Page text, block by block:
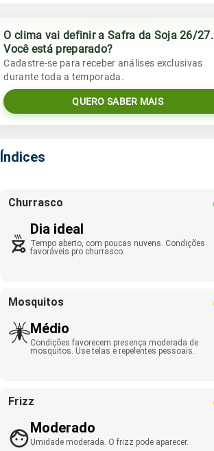
O clima vai definir a Safra da Soja 26/27.
Você está preparado?
Cadastre-se para receber análises exclusivas
durante toda a temporada.
QUERO SABER MAIS
Índices
Churrasco
Dia ideal
Tempo aberto, com poucas nuvens. Condições
favoráveis pro churrasco.
Mosquitos
Médio
Condições favorecem presença moderada de
mosquitos. Use telas e repelentes pessoais.
Frizz
Moderado
Umidade moderada. O frizz pode aparecer.